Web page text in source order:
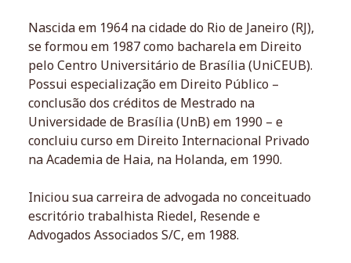
Nascida em 1964 na cidade do Rio de Janeiro (RJ),
se formou em 1987 como bacharela em Direito
pelo Centro Universitário de Brasília (UniCEUB).
Possui especialização em Direito Público –
conclusão dos créditos de Mestrado na
Universidade de Brasília (UnB) em 1990 – e
concluiu curso em Direito Internacional Privado
na Academia de Haia, na Holanda, em 1990.
Iniciou sua carreira de advogada no conceituado
escritório trabalhista Riedel, Resende e
Advogados Associados S/C, em 1988.